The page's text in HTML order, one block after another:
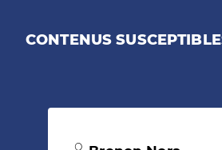
CONTENUS